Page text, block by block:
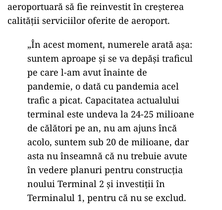
aeroportuară să fie reinvestit în creșterea
calității serviciilor oferite de aeroport.
„În acest moment, numerele arată aşa:
suntem aproape şi se va depăşi traficul
pe care l-am avut înainte de
pandemie, o dată cu pandemia acel
trafic a picat. Capacitatea actualului
terminal este undeva la 24-25 milioane
de călători pe an, nu am ajuns încă
acolo, suntem sub 20 de milioane, dar
asta nu înseamnă că nu trebuie avute
în vedere planuri pentru construcţia
noului Terminal 2 şi investiţii în
Terminalul 1, pentru că nu se exclud.